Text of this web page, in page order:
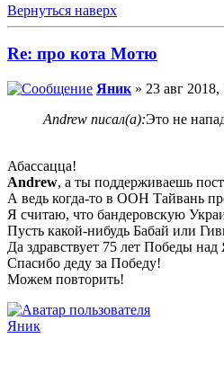
Вернуться наверх
Re: про кота Мотю
Яник » 23 авг 2018,
Andrew писал(а):Это не
Абассацца!
Andrew, а ты поддерживаешь
А ведь когда-то в ООН Тайвань
Я считаю, что бандеровскую
Пусть какой-нибудь Бабай или
Да здравствует 75 лет Победы
Спасибо деду за Победу!
Можем повторить!
Яник